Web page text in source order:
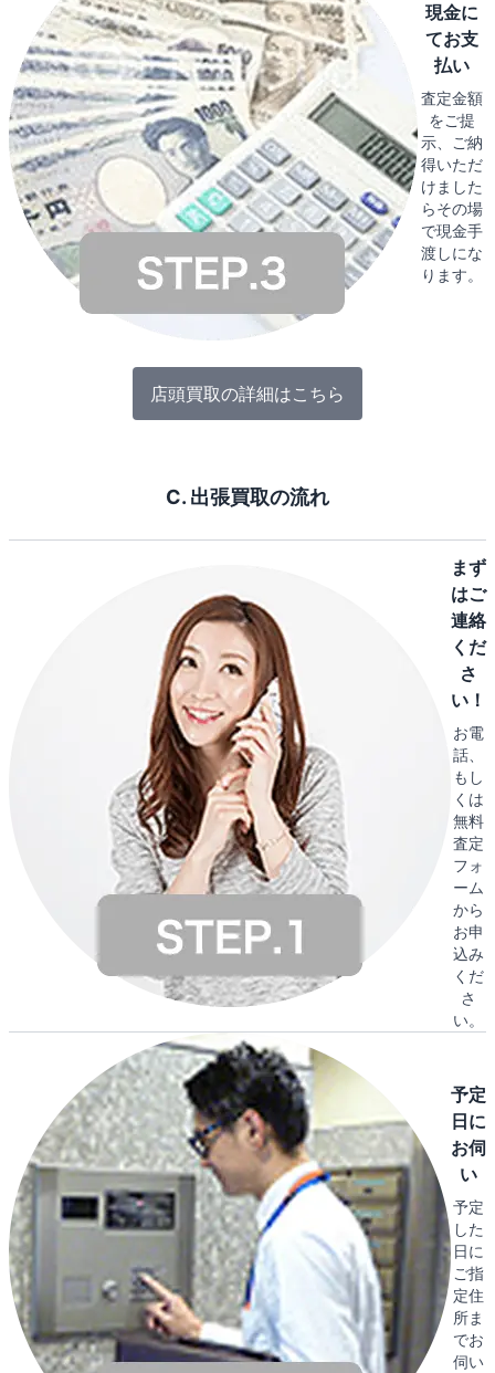
現金に
てお支
払い
査定金額
をご提
示、ご納
得いただ
けました
らその場
で現金手
渡しにな
ります。
店頭買取の詳細はこちら
C. 出張買取の流れ
まず
はご
連絡
くだ
さ
い！
お電
話、
もし
くは
無料
査定
フォ
ーム
から
お申
込み
くだ
さ
い。
予定
日に
お伺
い
予定
した
日に
ご指
定住
所ま
でお
伺い